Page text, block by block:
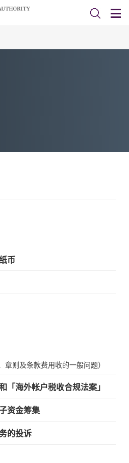
币
章则及条款费用收的一般问题）
「海外帐户税收合规法案」
资金筹集
的投诉